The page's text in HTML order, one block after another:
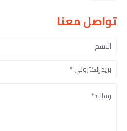
تواصل معنا